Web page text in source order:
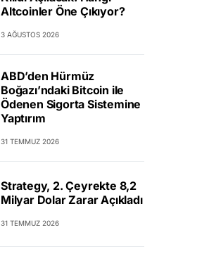
Altcoinler Öne Çıkıyor?
3 AĞUSTOS 2026
ABD’den Hürmüz
Boğazı’ndaki Bitcoin ile
Ödenen Sigorta Sistemine
Yaptırım
31 TEMMUZ 2026
Strategy, 2. Çeyrekte 8,2
Milyar Dolar Zarar Açıkladı
31 TEMMUZ 2026